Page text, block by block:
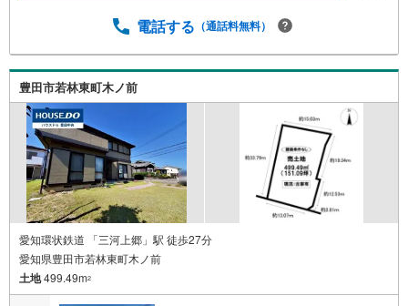
電話する （通話料無料）
豊田市若林東町木ノ前
愛知環状鉄道 「三河上郷」駅 徒歩27分
愛知県豊田市若林東町木ノ前
土地499.49m2